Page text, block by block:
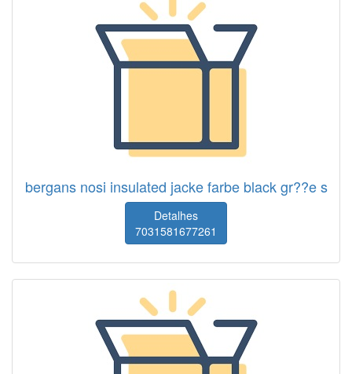
bergans nosi insulated jacke farbe black gr??e s
Detalhes
7031581677261